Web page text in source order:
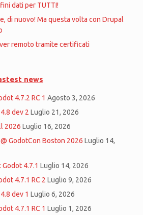
dati per TUTTI!
di nuovo! Ma questa volta con Drupal
remoto tramite certificati
news
4.7.2 RC 1 Agosto 3, 2026
dev 2 Luglio 21, 2026
2026 Luglio 16, 2026
GodotCon Boston 2026 Luglio 14,
4.7.1 Luglio 14, 2026
4.7.1 RC 2 Luglio 9, 2026
dev 1 Luglio 6, 2026
4.7.1 RC 1 Luglio 1, 2026